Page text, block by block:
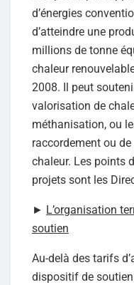
d’énergies
d’atteindre une
millions de tonne
chaleur
2008. Il peut
valorisation de
méthanisation, ou
raccordement ou
chaleur. Les points
projets sont les
► L’organisation
soutien
Au-delà des tarifs
dispositif de